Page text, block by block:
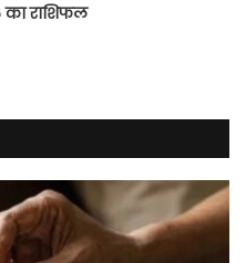
का राशिफल